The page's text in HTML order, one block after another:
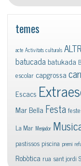
temes
acte Activitats culturals
batucadabatukada
escolar capgrossa
Escacs
Mar Bella Festa
La Mar Menjador
pastissos piscina premi
Robòtica rua sant jordi